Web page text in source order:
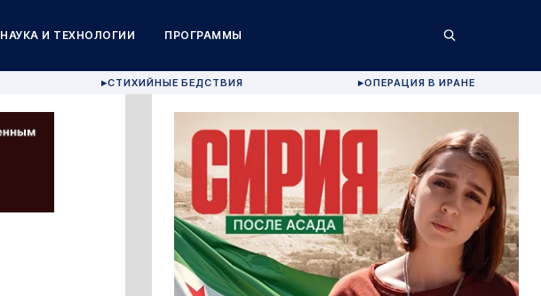
НАУКА И ТЕХНОЛОГИИ ПРОГРАММЫ
▶СТИХИЙНЫЕ БЕДСТВИЯ ▶ОПЕРАЦИЯ В ИРАНЕ